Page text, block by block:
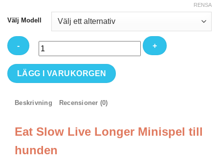
Välj Modell
RENSA
Eat
Slow
Longer
hunden
mängd
LÄGG I VARUKORGEN
Beskrivning Recensioner (0)
Eat Slow Live Longer Minispel till
hunden